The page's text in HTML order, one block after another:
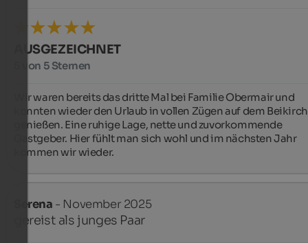
AUSGEZEICHNET
5 von 5 Sternen
Wir waren bereits das dritte Mal bei Familie Obermair und
konnten wieder den Urlaub in vollen Zügen auf dem
genießen. Eine ruhige Lage, nette und zuvorkommende
Gastgeber. Hier fühlt man sich wohl und im nächsten Jahr
kommen wir wieder.
Serena - November 2025
gereist als junges Paar